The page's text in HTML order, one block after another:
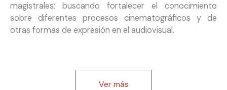
magistrales; buscando fortalecer el conocimiento
sobre diferentes procesos cinematográficos y de
otras formas de expresión en el audiovisual.
Ver más